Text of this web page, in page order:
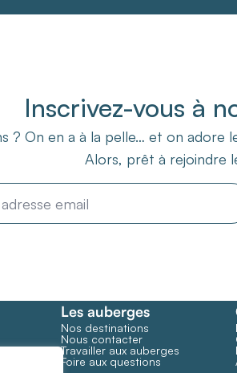
Inscrivez-vous à
? On en a à la pelle… et on adore
Alors, prêt à rejoindre
Les auberges
Nos destinations
Nous contacter
Travailler aux auberges
Foire aux questions